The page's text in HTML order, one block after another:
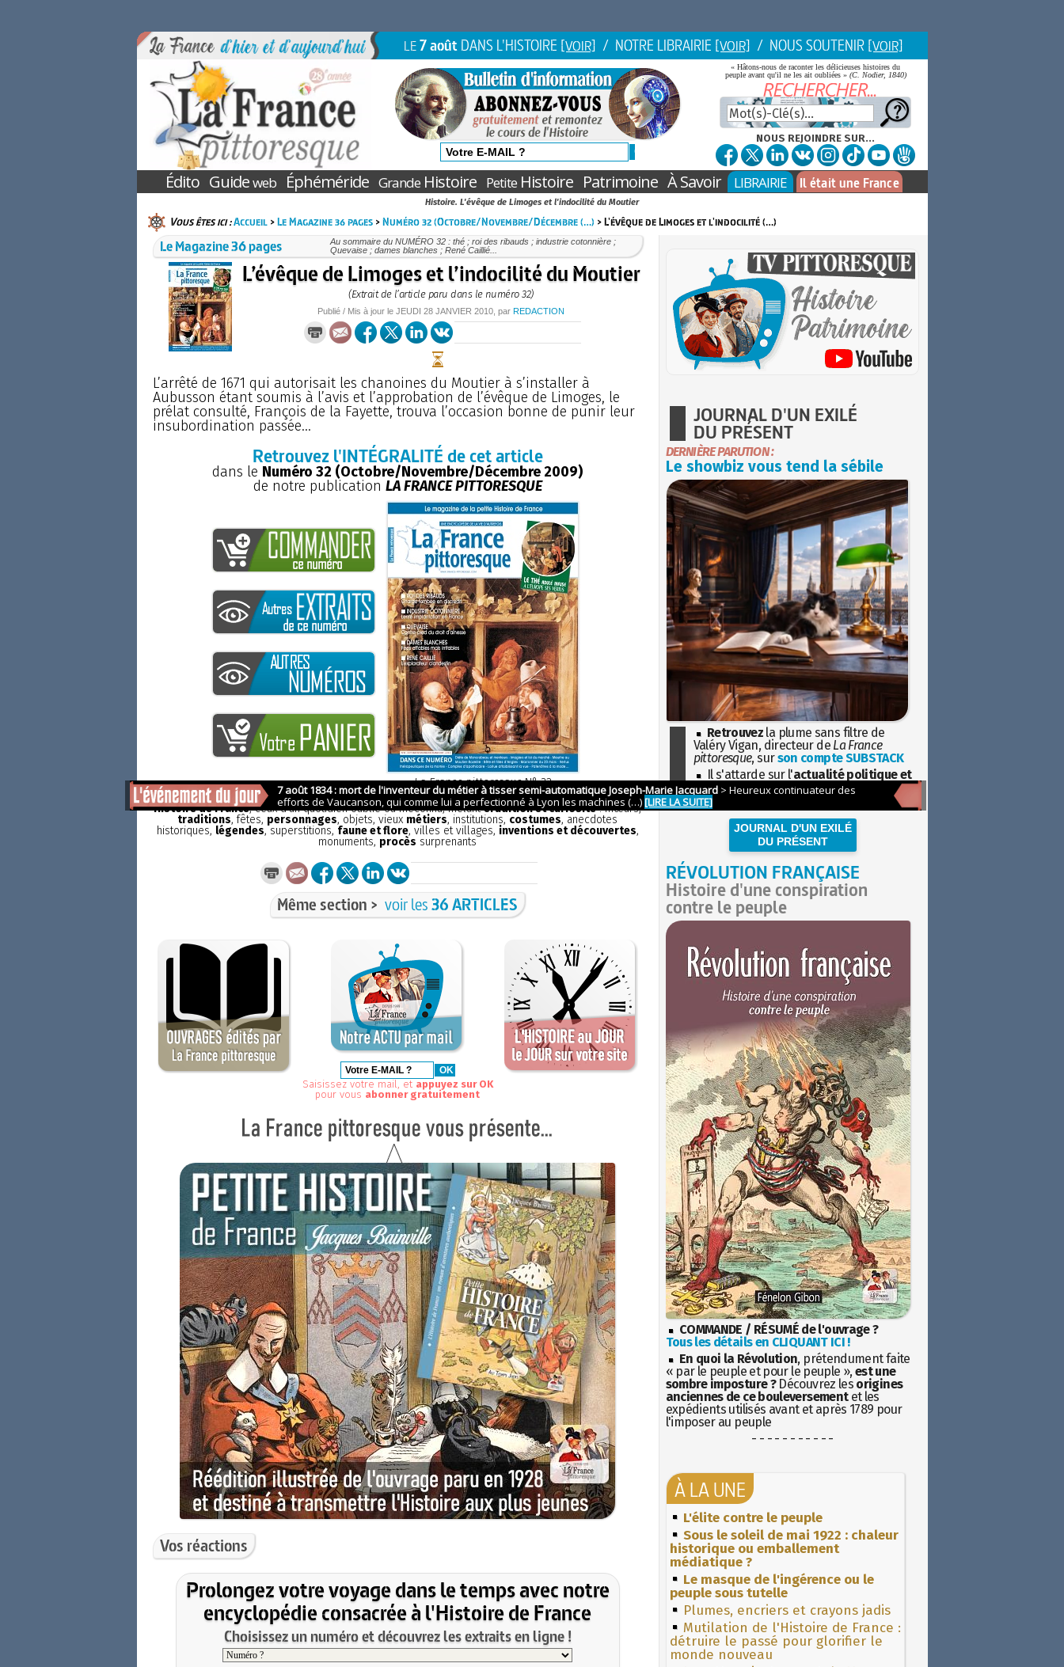
LE7 août DANS L'HISTOIRE [VOIR] / NOTRE LIBRAIRIE [VOIR] / NOUS SOUTENIR [VOIR]
« Hâtons-nous de raconter les délicieuses histoires du
peuple avant qu'il ne les ait oubliées » (C. Nodier, 1840)
NOUS REJOINDRE SUR...
Édito Guideweb Éphéméride GrandeHistoire PetiteHistoire Patrimoine À Savoir LIBRAIRIE Il était une France
Histoire. L'évêque de Limoges et l'indocilité du Moutier
Vous êtes ici :Accueil>Le Magazine 36 pages>Numéro 32 (Octobre/Novembre/Décembre (…) > L'évêque de Limoges et l'indocilité (…)
Le Magazine 36 pages
Au sommaire du NUMÉRO 32 : thé ; roi des ribauds ; industrie cotonnière ;
Quevaise ; dames blanches ; René Caillié...
L’évêque de Limoges et l’indocilité du Moutier
(Extrait de l’article paru dans le numéro 32)
Publié / Mis à jour le JEUDI 28 JANVIER 2010 , par REDACTION
L’arrêté de 1671 qui autorisait les chanoines du Moutier à s’installer à
Aubusson étant soumis à l’avis et l’approbation de l’évêque de Limoges, le
prélat consulté, François de la Fayette, trouva l’occasion bonne de punir leur
insubordination passée...
Retrouvez l'INTÉGRALITÉ de cet article
dans le Numéro 32 (Octobre/Novembre/Décembre 2009)
de notre publication LA FRANCE PITTORESQUE
La France pittoresqueN° 32
La France pittoresque est une publicationsans publicitéet aborde tous les aspects de la petite
Histoire de France, ceux d'un quotidien oublié ou méconnu, mêlantérudition et curiosité: mœurs,
traditions, fêtes, personnages, objets, vieux métiers, institutions, costumes, anecdotes
historiques, légendes, superstitions, faune et flore, villes et villages, inventions et découvertes,
monuments, procès surprenants
Même section > voir les36 ARTICLES
Saisissez votre mail, et appuyez sur OK
pour vous abonner gratuitement
Vos réactions
Prolongez votre voyage dans le temps avec notre
encyclopédie consacrée à l'Histoire de France
Choisissez un numéro et découvrez les extraits en ligne !
JOURNAL D'UN EXILÉ
DU PRÉSENT
DERNIÈRE PARUTION :
Le showbiz vous tend la sébile
Retrouvez la plume sans filtre de
Valéry Vigan, directeur de La France
pittoresque, surson compte SUBSTACK
Il s'attarde sur l'actualité politique et
sociétaleavec la hauteur de vue de
l'Histoire
JOURNAL D'UN EXILÉ
DU PRÉSENT
RÉVOLUTION FRANÇAISE
Histoire d'une conspiration
contre le peuple
COMMANDE / RÉSUMÉ de l'ouvrage ?
Tous les détails en CLIQUANT ICI !
En quoi la Révolution, prétendument faite
« par le peuple et pour le peuple », est une
sombre imposture ?Découvrez les origines
anciennes de ce bouleversementet les
expédients utilisés avant et après 1789 pour
l'imposer au peuple
- - - - - - - - - - -
À LA UNE
L'élite contre le peuple
Sous le soleil de mai 1922 : chaleur
historique ou emballement
médiatique ?
Le masque de l'ingérence ou le
peuple sous tutelle
Plumes, encriers et crayons jadis
Mutilation de l'Histoire de France :
détruire le passé pour glorifier le
monde nouveau